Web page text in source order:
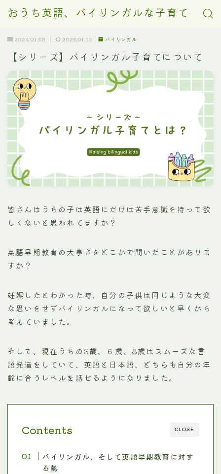
おうち英語、バイリンガルな子育て
2024.01.03 2026.01.15 バイリンガル
【シリーズ】バイリンガル子育てについて
皆さんはうちの子は英語にだけは苦手意識を持って欲
しくないと思われてますか？
英語早期教育の大事さをどこかで聞いたことがありま
すか？
妊娠したとわかった時、自分の子供は同じような大変
な思いをせずバイリンガルになって欲しいと早くから
考えていました。
そして、現在うちの3歳、６歳、8歳はスムーズな言
語発達をしていて、英語と日本語、どちらも自分の年
齢に合うレベルを話せるようになりました。
CLOSE
Contents
バイリンガル、そして英語早期教育に対す
る熱